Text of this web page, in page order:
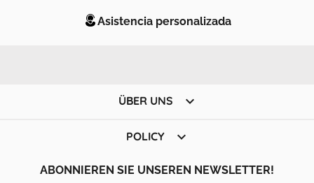
Asistencia personalizada
ÜBER UNS 
POLICY 
ABONNIEREN SIE UNSEREN NEWSLETTER!